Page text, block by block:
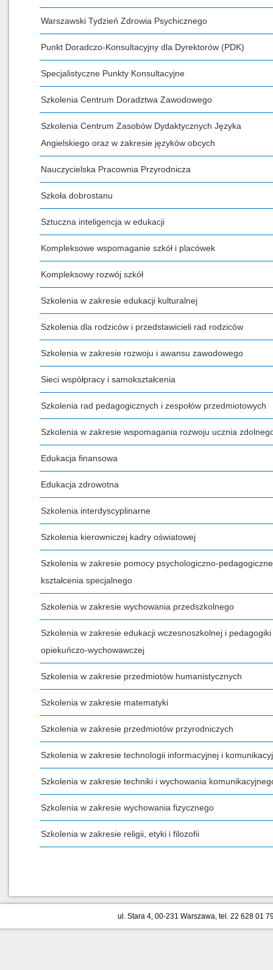
Warszawski Tydzień Zdrowia Psychicznego
Punkt Doradczo-Konsultacyjny dla Dyrektorów (PDK)
Specjalistyczne Punkty Konsultacyjne
Szkolenia Centrum Doradztwa Zawodowego
Szkolenia Centrum Zasobów Dydaktycznych Języka
Angielskiego oraz w zakresie języków obcych
Nauczycielska Pracownia Przyrodnicza
Szkoła dobrostanu
Sztuczna inteligencja w edukacji
Kompleksowe wspomaganie szkół i placówek
Kompleksowy rozwój szkół
Szkolenia w zakresie edukacji kulturalnej
Szkolenia dla rodziców i przedstawicieli rad rodziców
Szkolenia w zakresie rozwoju i awansu zawodowego
Sieci współpracy i samokształcenia
Szkolenia rad pedagogicznych i zespołów przedmiotowych
Szkolenia w zakresie wspomagania rozwoju ucznia
Edukacja finansowa
Edukacja zdrowotna
Szkolenia interdyscyplinarne
Szkolenia kierowniczej kadry oświatowej
Szkolenia w zakresie pomocy psychologiczno-
kształcenia specjalnego
Szkolenia w zakresie wychowania przedszkolnego
Szkolenia w zakresie edukacji wczesnoszkolnej i pedagogiki
opiekuńczo-wychowawczej
Szkolenia w zakresie przedmiotów humanistycznych
Szkolenia w zakresie matematyki
Szkolenia w zakresie przedmiotów przyrodniczych
Szkolenia w zakresie technologii informacyjnej i
Szkolenia w zakresie techniki i wychowania
Szkolenia w zakresie wychowania fizycznego
Szkolenia w zakresie religii, etyki i filozofii
ul. Stara 4, 00-231 Warszawa, tel. 22 628 01